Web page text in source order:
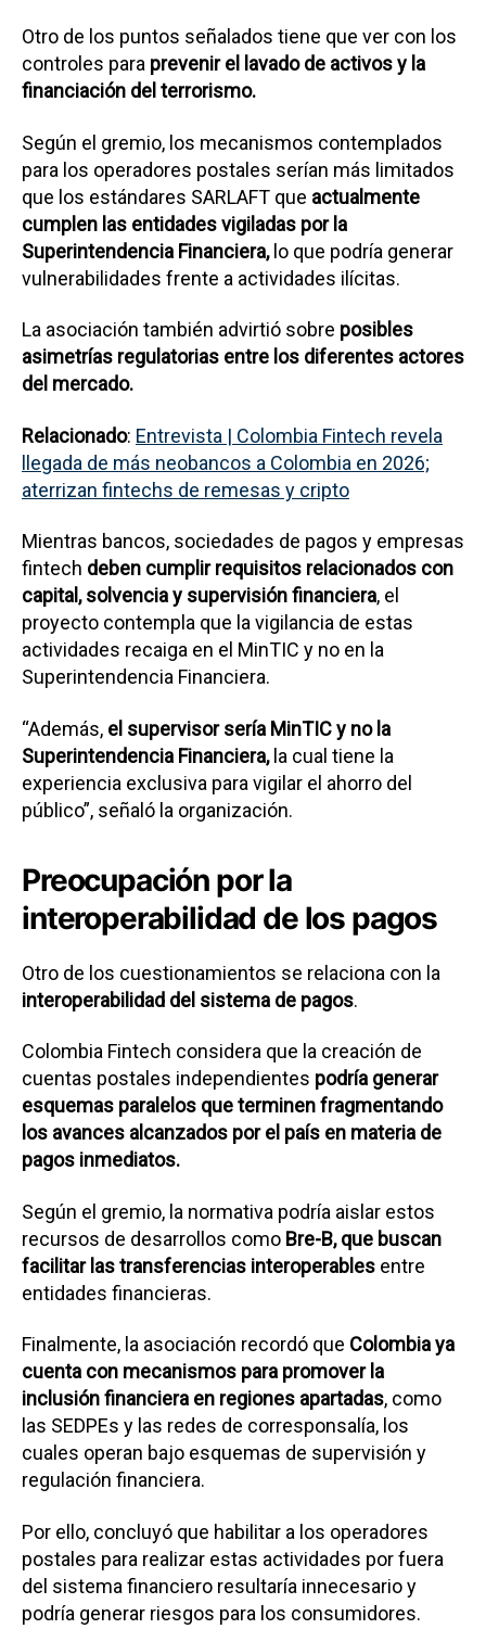
Otro de los puntos señalados tiene que ver con los
controles para prevenir el lavado de activos y la
financiación del terrorismo.
Según el gremio, los mecanismos contemplados
para los operadores postales serían más limitados
que los estándares SARLAFT que actualmente
cumplen las entidades vigiladas por la
Superintendencia Financiera,lo que podría generar
vulnerabilidades frente a actividades ilícitas.
La asociación también advirtió sobre posibles
asimetrías regulatorias entre los diferentes actores
del mercado.
Relacionado: Entrevista | Colombia Fintech revela
llegada de más neobancos a Colombia en 2026;
aterrizan fintechs de remesas y cripto
Mientras bancos, sociedades de pagos y empresas
fintech deben cumplir requisitos relacionados con
capital, solvencia y supervisión financiera, el
proyecto contempla que la vigilancia de estas
actividades recaiga en el MinTIC y no en la
Superintendencia Financiera.
“Además, el supervisor sería MinTIC y no la
Superintendencia Financiera,la cual tiene la
experiencia exclusiva para vigilar el ahorro del
público”, señaló la organización.
Preocupación por la
interoperabilidad de los pagos
Otro de los cuestionamientos se relaciona con la
interoperabilidad del sistema de pagos.
Colombia Fintech considera que la creación de
cuentas postales independientes podría generar
esquemas paralelos que terminen fragmentando
los avances alcanzados por el país en materia de
pagos inmediatos.
Según el gremio, la normativa podría aislar estos
recursos de desarrollos como Bre-B, que buscan
facilitar las transferencias interoperables entre
entidades financieras.
Finalmente, la asociación recordó que Colombia ya
cuenta con mecanismos para promover la
inclusión financiera en regiones apartadas, como
las SEDPEs y las redes de corresponsalía, los
cuales operan bajo esquemas de supervisión y
regulación financiera.
Por ello, concluyó que habilitar a los operadores
postales para realizar estas actividades por fuera
del sistema financiero resultaría innecesario y
podría generar riesgos para los consumidores.